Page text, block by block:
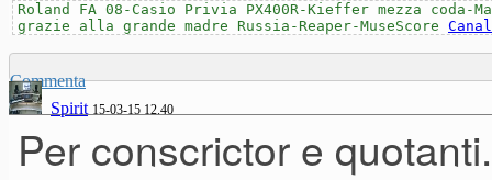
Roland FA 08-Casio Privia PX400R-Kieffer mezza
grazie alla grande madre Russia-Reaper-MuseScore
Commenta
Spirit 15-03-15 12.40
Per conscrictor e